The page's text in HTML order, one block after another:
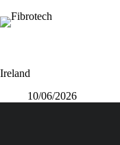
til
indhold
Ireland
10/06/2026